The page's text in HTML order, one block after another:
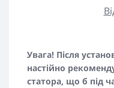
Увага! Після
настійно
статора, що б під